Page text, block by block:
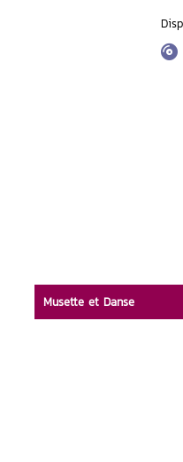
Musette et Danse